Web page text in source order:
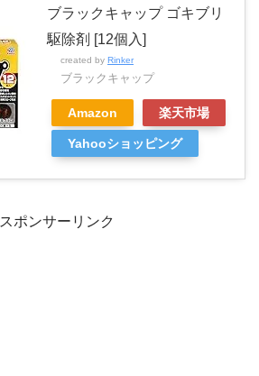
ブラックキャップ ゴキブリ
駆除剤 [12個入]
created by Rinker
ブラックキャップ
Amazon 楽天市場
Yahooショッピング
スポンサーリンク